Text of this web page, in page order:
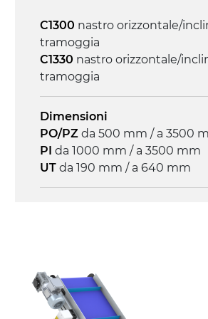
3.4 m/minuto
Controllo
C1300 nastro orizzontale/
tramoggia
C1330 nastro orizzontale/
tramoggia
Dimensioni
PO/PZ da 500 mm / a 3500
PI da 1000 mm / a 3500 mm
UT da 190 mm / a 640 mm
Sponde
profilato estruso in lega di